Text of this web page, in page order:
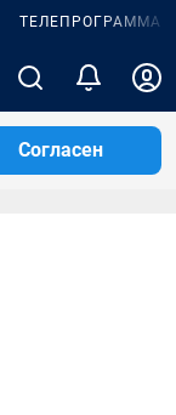
ТЕЛЕПРОГРАММА
Согласен